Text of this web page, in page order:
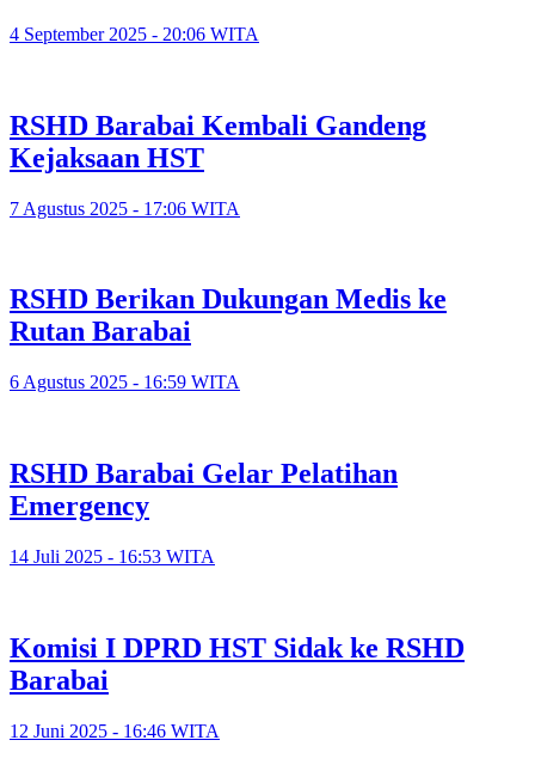
4 September 2025 - 20:06 WITA
RSHD Barabai Kembali Gandeng
Kejaksaan HST
7 Agustus 2025 - 17:06 WITA
RSHD Berikan Dukungan Medis ke
Rutan Barabai
6 Agustus 2025 - 16:59 WITA
RSHD Barabai Gelar Pelatihan
Emergency
14 Juli 2025 - 16:53 WITA
Komisi I DPRD HST Sidak ke RSHD
Barabai
12 Juni 2025 - 16:46 WITA